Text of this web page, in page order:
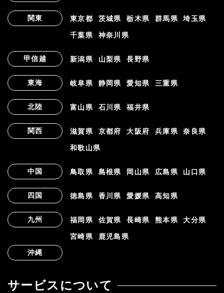
関東 東京都 茨城県 栃木県 群馬県 埼玉県
千葉県 神奈川県
甲信越 新潟県 山梨県 長野県
東海 岐阜県 静岡県 愛知県 三重県
北陸 富山県 石川県 福井県
関西 滋賀県 京都府 大阪府 兵庫県 奈良県
和歌山県
中国 鳥取県 島根県 岡山県 広島県 山口県
四国 徳島県 香川県 愛媛県 高知県
九州 福岡県 佐賀県 長崎県 熊本県 大分県
宮崎県
鹿児島県
沖縄
サービスについて